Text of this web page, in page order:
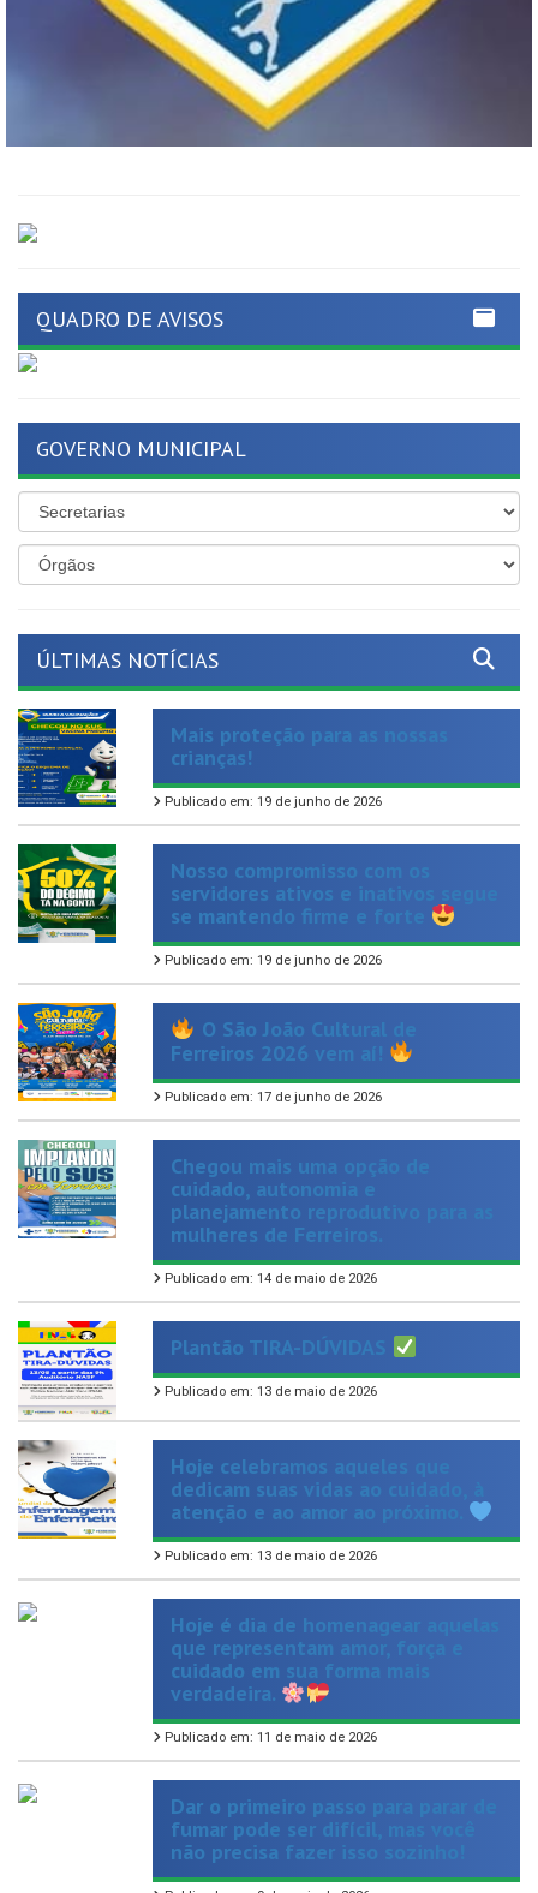
Mais proteção para as nossas
crianças!
Publicado em: 19 de junho de 2026
Nosso compromisso com os
servidores ativos e inativos segue
se mantendo firme e forte
Publicado em: 19 de junho de 2026
O São João Cultural de
Ferreiros 2026 vem aí!
Publicado em: 17 de junho de 2026
Chegou mais uma opção de
cuidado, autonomia e
planejamento reprodutivo para as
mulheres de Ferreiros.
Publicado em: 14 de maio de 2026
Plantão TIRA-DÚVIDAS
Publicado em: 13 de maio de 2026
Hoje celebramos aqueles que
dedicam suas vidas ao cuidado, à
atenção e ao amor ao próximo.
Publicado em: 13 de maio de 2026
Hoje é dia de homenagear aquelas
que representam amor, força e
cuidado em sua forma mais
verdadeira.
Publicado em: 11 de maio de 2026
Dar o primeiro passo para parar de
fumar pode ser difícil, mas você
não precisa fazer isso sozinho!
Publicado em: 9 de maio de 2026